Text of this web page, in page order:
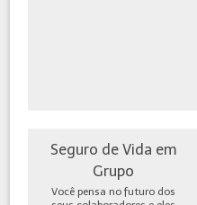
Seguro de Vida em
Grupo
Você pensa no futuro dos